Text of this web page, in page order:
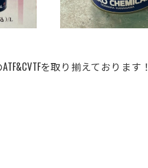
を取り揃えております！